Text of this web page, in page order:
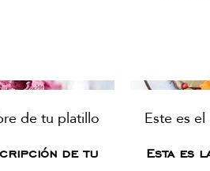
de tu platillo
de tu
Este es
Esta es